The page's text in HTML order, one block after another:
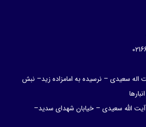
اله سعیدی – نرسیده به امامزاده زید– نبش
آیت الله سعیدی – خیابان شهدای سدید–